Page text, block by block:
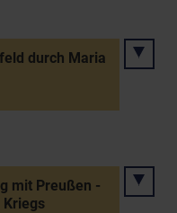
durch Maria
mit Preußen -
Kriegs